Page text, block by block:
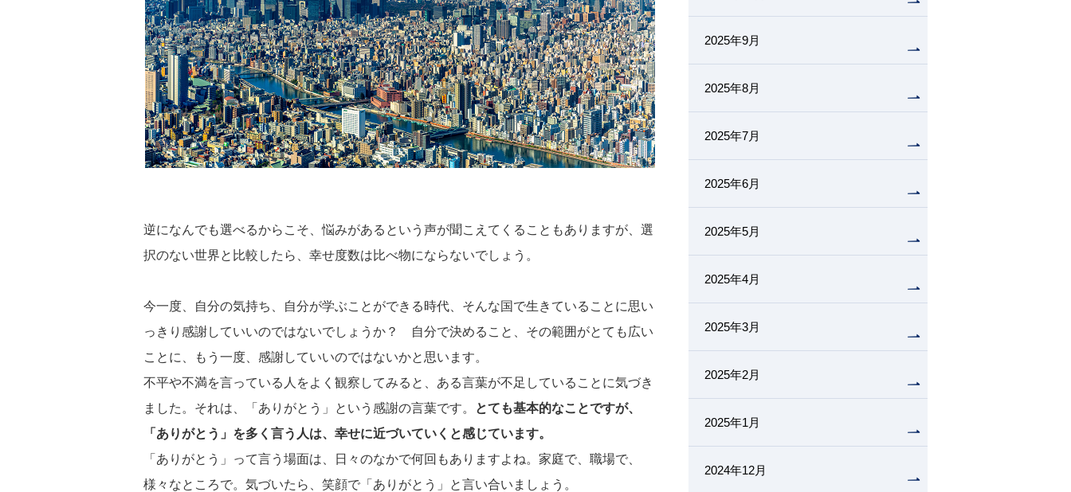
逆になんでも選べるからこそ、悩みがあるという声が聞こえてくることもありますが、選
択のない世界と比較したら、幸せ度数は比べ物にならないでしょう。
今一度、自分の気持ち、自分が学ぶことができる時代、そんな国で生きていることに思い
っきり感謝していいのではないでしょうか？ 自分で決めること、その範囲がとても広い
ことに、もう一度、感謝していいのではないかと思います。
不平や不満を言っている人をよく観察してみると、ある言葉が不足していることに気づき
ました。それは、「ありがとう」という感謝の言葉です。
とても基本的なことですが、
「ありがとう」を多く言う人は、幸せに近づいていくと感じています。
「ありがとう」って言う場面は、日々のなかで何回もありますよね。家庭で、職場で、
様々なところで。気づいたら、笑顔で「ありがとう」と言い合いましょう。
2025年9月
2025年8月
2025年7月
2025年6月
2025年5月
2025年4月
2025年3月
2025年2月
2025年1月
2024年12月